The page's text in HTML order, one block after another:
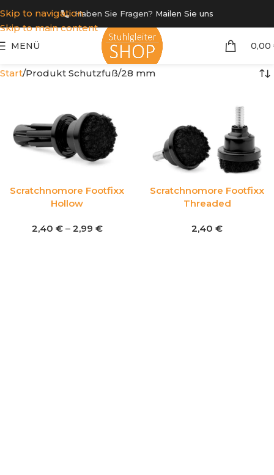
Skip to navigation
Skip to main content
Haben Sie Fragen? Mailen Sie uns
MENÜ 0,00
Start Produkt Schutzfuß 28 mm
Scratchnomore Footfixx
Hollow
2,40 € – 2,99 €
Scratchnomore Footfixx
Threaded
2,40 €